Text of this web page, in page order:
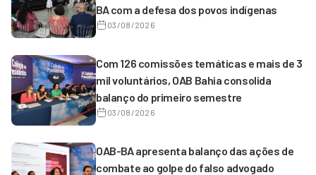
BA com a defesa dos povos indígenas
03/08/2026
Com 126 comissões temáticas e mais de 3
mil voluntários, OAB Bahia consolida
balanço do primeiro semestre
03/08/2026
OAB-BA apresenta balanço das ações de
combate ao golpe do falso advogado